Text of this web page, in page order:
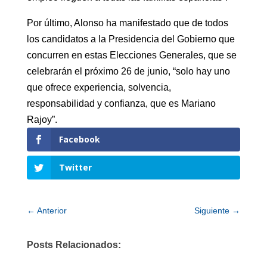
Por último, Alonso ha manifestado que de todos
los candidatos a la Presidencia del Gobierno que
concurren en estas Elecciones Generales, que se
celebrarán el próximo 26 de junio, “solo hay uno
que ofrece experiencia, solvencia,
responsabilidad y confianza, que es Mariano
Rajoy”.
Facebook
Twitter
← Anterior Siguiente →
Posts Relacionados: